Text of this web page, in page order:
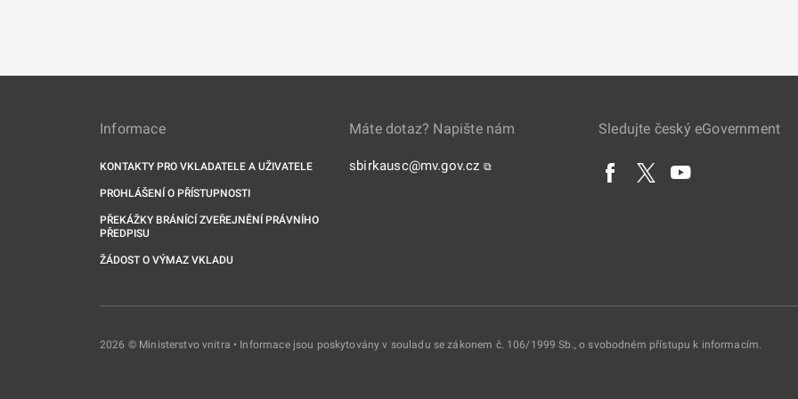
Informace
KONTAKTY PRO VKLADATELE A UŽIVATELE
PROHLÁŠENÍ O PŘÍSTUPNOSTI
PŘEKÁŽKY BRÁNÍCÍ ZVEŘEJNĚNÍ PRÁVNÍHO
PŘEDPISU
ŽÁDOST O VÝMAZ VKLADU
Máte dotaz? Napište nám
sbirkausc@mv.gov.cz ⧉
Sledujte český eGovernment
2026 © Ministerstvo vnitra • Informace jsou poskytovány v souladu se zákonem č. 106/1999 Sb., o svobodném přístupu k informacím.